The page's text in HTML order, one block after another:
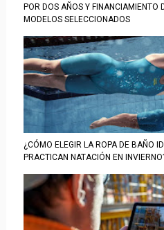
POR DOS AÑOS Y FINANCIAMIENTO
MODELOS SELECCIONADOS
¿CÓMO ELEGIR LA ROPA DE BAÑO
PRACTICAN NATACIÓN EN